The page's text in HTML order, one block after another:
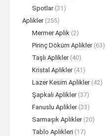
Spotlar (31)
Aplikler (255)
Mermer Aplik (2)
Pirinç Döküm Aplikler (63)
Taşlı Aplikler (40)
Kristal Aplikler (41)
Lazer Kesim Aplikler (42)
Şapkalı Aplikler (37)
Fanuslu Aplikler (33)
Sarmaşık Aplikler (20)
Tablo Aplikleri (17)